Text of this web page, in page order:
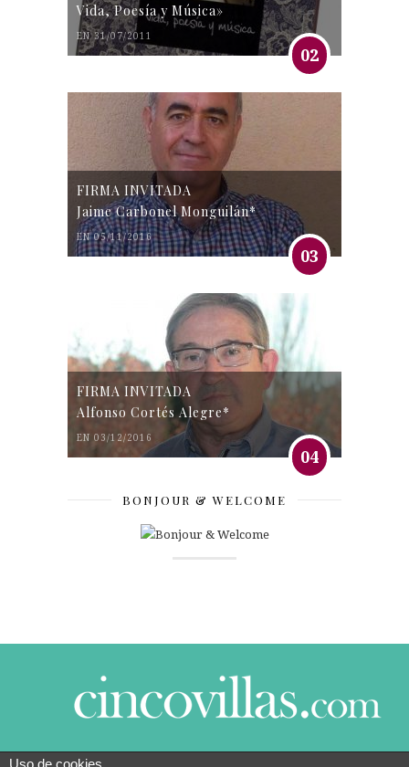
Vida, Poesía y Música»
EN 31/07/2011
02
FIRMA INVITADA
Jaime Carbonel Monguilán*
EN 05/11/2016
03
FIRMA INVITADA
Alfonso Cortés Alegre*
EN 03/12/2016
04
BONJOUR & WELCOME
Uso de cookies